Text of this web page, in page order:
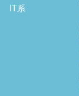
IT系